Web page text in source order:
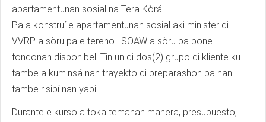
apartamentunan sosial na Tera Kòrá.
Pa a konstruí e apartamentunan sosial aki minister di
VVRP a sòru pa e tereno i SOAW a sòru pa pone
fondonan disponibel. Tin un di dos(2) grupo di kliente ku
tambe a kuminsá nan trayekto di preparashon pa nan
tambe risibí nan yabi.
Durante e kurso a toka temanan manera, presupuesto,